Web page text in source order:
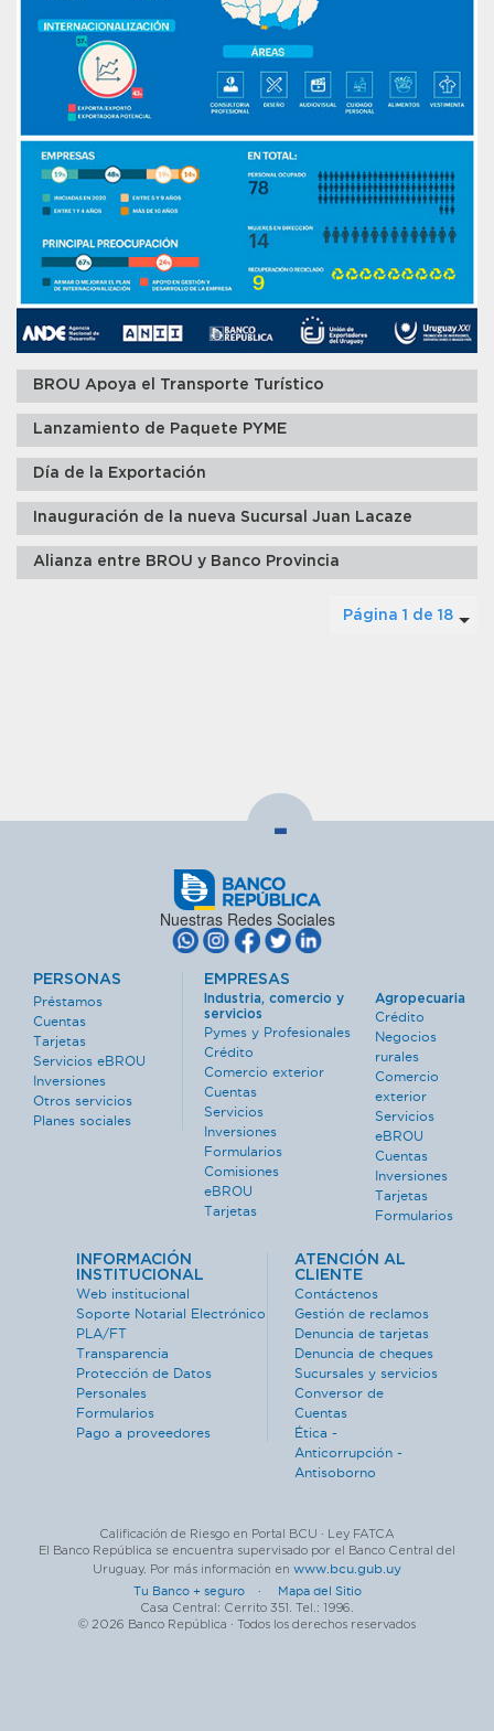
BROU Apoya el Transporte Turístico
Lanzamiento de Paquete PYME
Día de la Exportación
Inauguración de la nueva Sucursal Juan Lacaze
Alianza entre BROU y Banco Provincia
Página 1 de 18
-
Nuestras Redes Sociales
PERSONAS
Préstamos
Cuentas
Tarjetas
Servicios eBROU
Inversiones
Otros servicios
Planes sociales
EMPRESAS
Industria, comercio y
servicios
Pymes y Profesionales
Crédito
Comercio exterior
Cuentas
Servicios
Inversiones
Formularios
Comisiones
eBROU
Tarjetas
Agropecuaria
Crédito
Negocios
rurales
Comercio
exterior
Servicios
eBROU
Cuentas
Inversiones
Tarjetas
Formularios
INFORMACIÓN
INSTITUCIONAL
Web institucional
Soporte Notarial Electrónico
PLA/FT
Transparencia
Protección de Datos
Personales
Formularios
Pago a proveedores
ATENCIÓN AL
CLIENTE
Contáctenos
Gestión de reclamos
Denuncia de tarjetas
Denuncia de cheques
Sucursales y servicios
Conversor de
Cuentas
Ética -
Anticorrupción -
Antisoborno
Calificación de Riesgo en Portal BCU · Ley FATCA
El Banco República se encuentra supervisado por el Banco Central del
Uruguay. Por más información en www.bcu.gub.uy
Tu Banco + seguro · Mapa del Sitio
Casa Central: Cerrito 351. Tel.: 1996.
© 2026 Banco República · Todos los derechos reservados